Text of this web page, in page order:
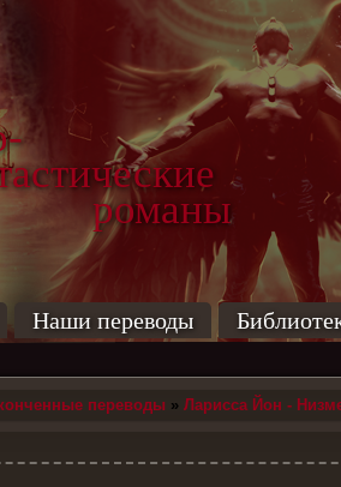
Наши переводы
переводы »Ларисса Йон -